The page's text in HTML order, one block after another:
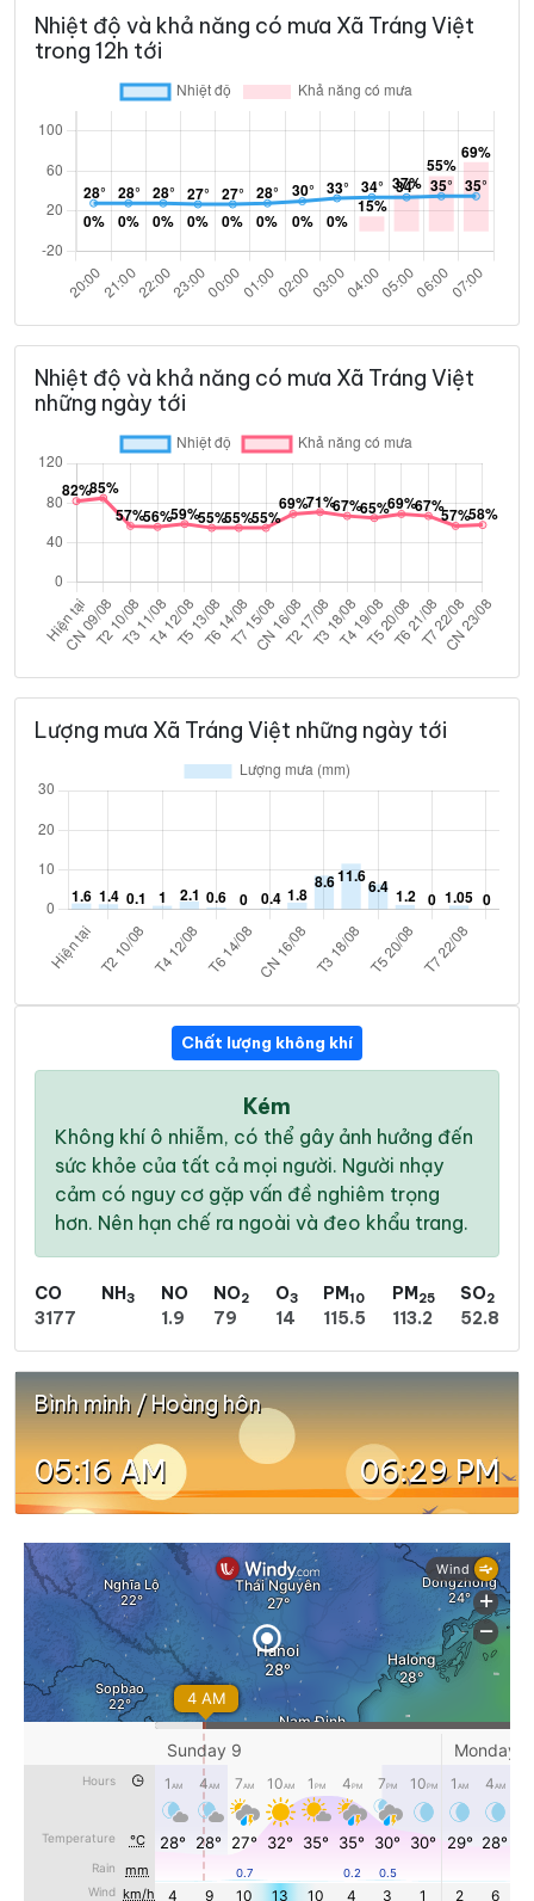
Nhiệt độ và khả năng có mưa Xã Tráng Việt
trong 12h tới
Nhiệt độ và khả năng có mưa Xã Tráng Việt
những ngày tới
Lượng mưa Xã Tráng Việt những ngày tới
Chất lượng không khí
Kém
Không khí ô nhiễm, có thể gây ảnh hưởng đến
sức khỏe của tất cả mọi người. Người nhạy
cảm có nguy cơ gặp vấn đề nghiêm trọng
hơn. Nên hạn chế ra ngoài và đeo khẩu trang.
CO
3177
NH3
NO
1.9
NO2
79
O3
14
PM10
115.5
PM25
113.2
SO2
52.8
Bình minh / Hoàng hôn
05:16 AM 06:29 PM